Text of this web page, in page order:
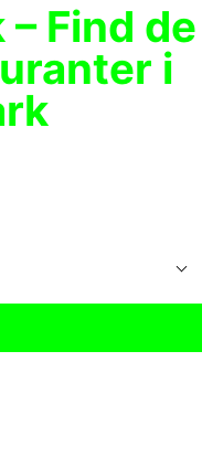
Find de
i